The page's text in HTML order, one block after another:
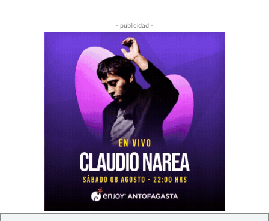
- publicidad -